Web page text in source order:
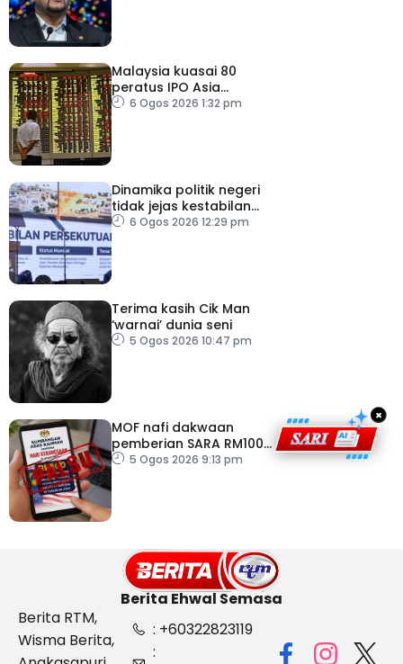
Malaysia kuasai 80
peratus IPO Asia
Tenggara, kumpul AS$1.4
6 Ogos 2026 1:32 pm
Dinamika politik negeri
tidak jejas kestabilan
Kerajaan Perpaduan
6 Ogos 2026 12:29 pm
Terima kasih Cik Man
‘warnai’ dunia seni
5 Ogos 2026 10:47 pm
MOF nafi dakwaan
pemberian SARA RM100
sempena Hari
5 Ogos 2026 9:13 pm
×
Berita Ehwal Semasa
Berita RTM,
Wisma Berita,
: +60322823119
: